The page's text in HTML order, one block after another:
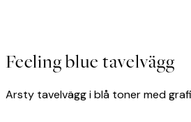
Feeling blue tavelvägg
Arsty tavelvägg i blå toner med